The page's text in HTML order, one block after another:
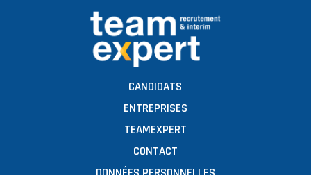
CANDIDATS
ENTREPRISES
TEAMEXPERT
CONTACT